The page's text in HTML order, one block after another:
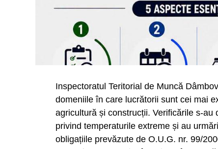
Inspectoratul Teritorial de Muncă
domeniile în care lucrătorii sunt cei mai
agricultură și construcții. Verificările s-
privind temperaturile extreme și au
obligațiile prevăzute de O.U.G. nr. 99/